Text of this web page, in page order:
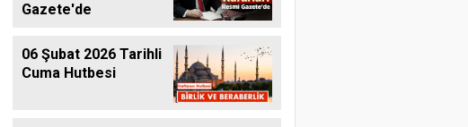
Gazete'de
06 Şubat 2026 Tarihli
Cuma Hutbesi